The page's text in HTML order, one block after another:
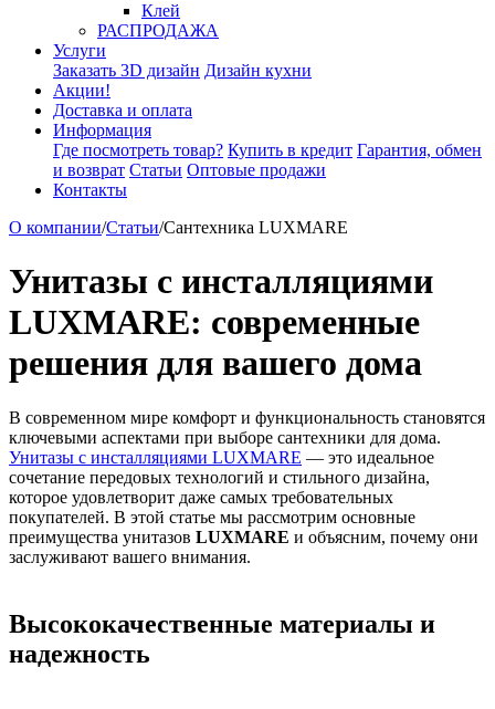
Клей
РАСПРОДАЖА
Услуги
Заказать 3D дизайн Дизайн кухни
Акции!
Доставка и оплата
Информация
Где посмотреть товар? Купить в кредит Гарантия, обмен
и возврат Статьи Оптовые продажи
Контакты
О компании/Статьи/Сантехника LUXMARE
Унитазы с инсталляциями
LUXMARE: современные
решения для вашего дома
В современном мире комфорт и функциональность становятся
ключевыми аспектами при выборе сантехники для дома.
Унитазы с инсталляциями LUXMARE — это идеальное
сочетание передовых технологий и стильного дизайна,
которое удовлетворит даже самых требовательных
покупателей. В этой статье мы рассмотрим основные
преимущества унитазов LUXMARE и объясним, почему они
заслуживают вашего внимания.
Высококачественные материалы и
надежность